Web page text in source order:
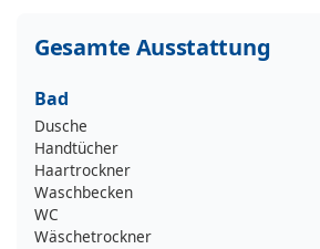
Gesamte Ausstattung
Bad
Dusche
Handtücher
Haartrockner
Waschbecken
WC
Wäschetrockner